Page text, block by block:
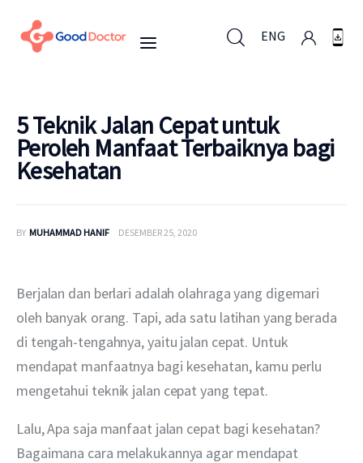
ENG
ENG
Untuk Bisnis
Layanan
5 Teknik Jalan Cepat untuk
Peroleh Manfaat Terbaiknya bagi
Kesehatan
BY MUHAMMAD HANIF DESEMBER 25, 2020
Berjalan dan berlari adalah olahraga yang digemari
oleh banyak orang. Tapi, ada satu latihan yang berada
di tengah-tengahnya, yaitu jalan cepat. Untuk
mendapat manfaatnya bagi kesehatan, kamu perlu
mengetahui teknik jalan cepat yang tepat.
Lalu, Apa saja manfaat jalan cepat bagi kesehatan?
Bagaimana cara melakukannya agar mendapat